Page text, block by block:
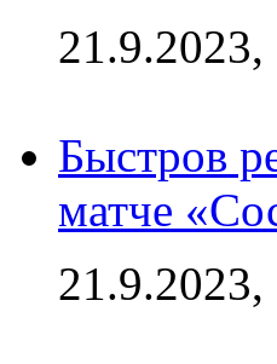
21.9.2023,
Быстров
матче
21.9.2023,